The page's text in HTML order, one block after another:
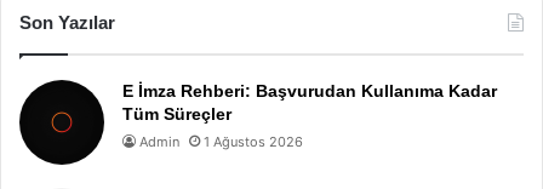
Son Yazılar
E İmza Rehberi: Başvurudan Kullanıma Kadar
Tüm Süreçler
Admin 1 Ağustos 2026